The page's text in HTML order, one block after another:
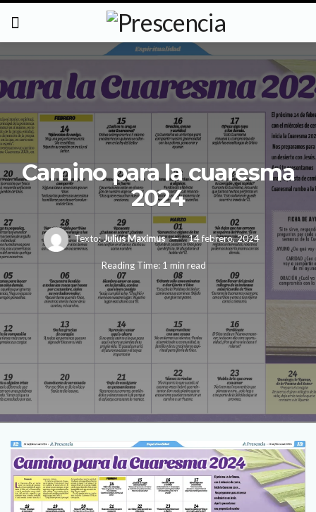
Camino para la cuaresma
2024
Texto:Julius Maximus 14 febrero, 2024
Reading Time: 1 min read